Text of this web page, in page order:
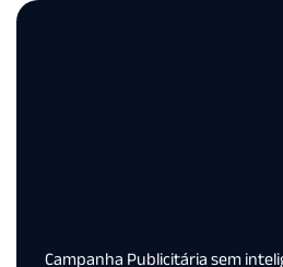
Campanha Publicitária sem